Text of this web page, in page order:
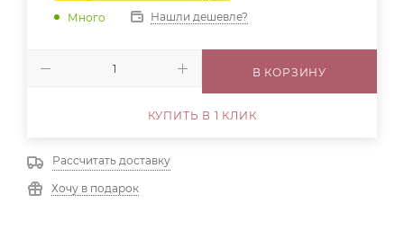
Много
Нашли дешевле?
В КОРЗИНУ
КУПИТЬ В 1 КЛИК
Рассчитать доставку
Хочу в подарок